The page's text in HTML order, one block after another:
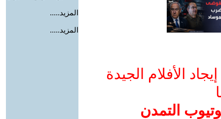
الأفلام الجيدة
التمدن
المزيد.....
المزيد.....